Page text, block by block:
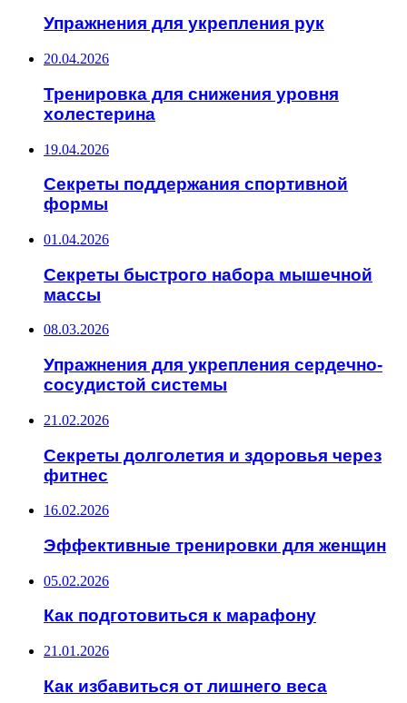
Упражнения для укрепления рук
20.04.2026
Тренировка для снижения уровня
холестерина
19.04.2026
Секреты поддержания спортивной
формы
01.04.2026
Секреты быстрого набора мышечной
массы
08.03.2026
Упражнения для укрепления сердечно-
сосудистой системы
21.02.2026
Секреты долголетия и здоровья через
фитнес
16.02.2026
Эффективные тренировки для женщин
05.02.2026
Как подготовиться к марафону
21.01.2026
Как избавиться от лишнего веса